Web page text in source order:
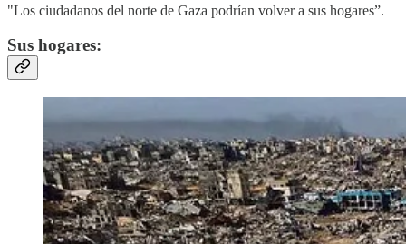
"Los ciudadanos del norte de Gaza podrían volver a sus hogares”.
Sus hogares: